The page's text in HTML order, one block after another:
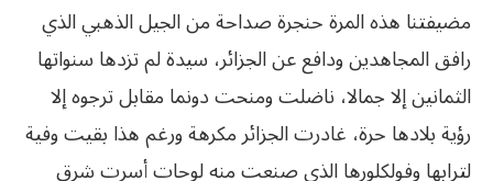
مضيفتنا هذه المرة حنجرة صداحة من الجيل الذهبي الذي
رافق المجاهدين ودافع عن الجزائر، سيدة لم تزدها سنواتها
الثمانين إلا جمالا، ناضلت ومنحت دونما مقابل ترجوه إلا
رؤية بلادها حرة، غادرت الجزائر مكرهة ورغم هذا بقيت وفية
لترابها وفولكلورها الذي صنعت منه لوحات أسرت شرق